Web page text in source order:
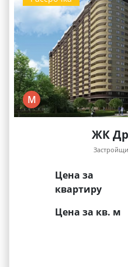
М
ЖК
Цена за
квартиру
Цена за кв. м